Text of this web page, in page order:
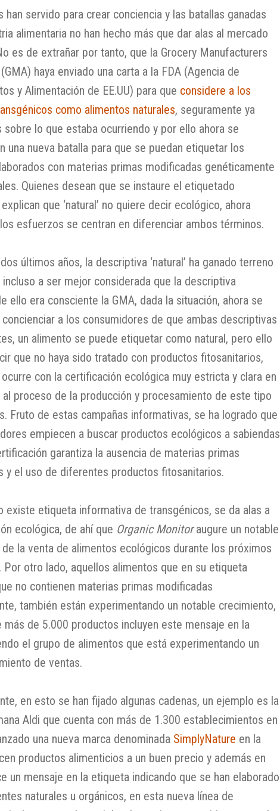
han servido para crear conciencia y las batallas ganadas
alimentaria no han hecho más que dar alas al mercado
es de extrañar por tanto, que la Grocery Manufacturers
haya enviado una carta a la FDA (Agencia de
y Alimentación de EE.UU) para que considere a los
como alimentos naturales, seguramente ya
sobre lo que estaba ocurriendo y por ello ahora se
una nueva batalla para que se puedan etiquetar los
con materias primas modificadas genéticamente
Quienes desean que se instaure el etiquetado
que ‘natural’ no quiere decir ecológico, ahora
esfuerzos se centran en diferenciar ambos términos.
últimos años, la descriptiva ‘natural’ ha ganado terreno
incluso a ser mejor considerada que la descriptiva
ello era consciente la GMA, dada la situación, ahora se
a los consumidores de que ambas descriptivas
un alimento se puede etiquetar como natural, pero ello
que no haya sido tratado con productos fitosanitarios,
con la certificación ecológica muy estricta y clara en
proceso de la producción y procesamiento de este tipo
Fruto de estas campañas informativas, se ha logrado que
empiecen a buscar productos ecológicos a sabiendas
garantiza la ausencia de materias primas
y el uso de diferentes productos fitosanitarios.
existe etiqueta informativa de transgénicos, se da alas a
ecológica, de ahí que Organic Monitoraugure un notable
la venta de alimentos ecológicos durante los próximos
Por otro lado, aquellos alimentos que en su etiqueta
no contienen materias primas modificadas
también están experimentando un notable crecimiento,
más de 5.000 productos incluyen este mensaje en la
el grupo de alimentos que está experimentando un
de ventas.
en esto se han fijado algunas cadenas, un ejemplo es la
Aldi que cuenta con más de 1.300 establecimientos en
una nueva marca denominada SimplyNature en la
productos alimenticios a un buen precio y además en
un mensaje en la etiqueta indicando que se han elaborado
naturales u orgánicos, en esta nueva línea de